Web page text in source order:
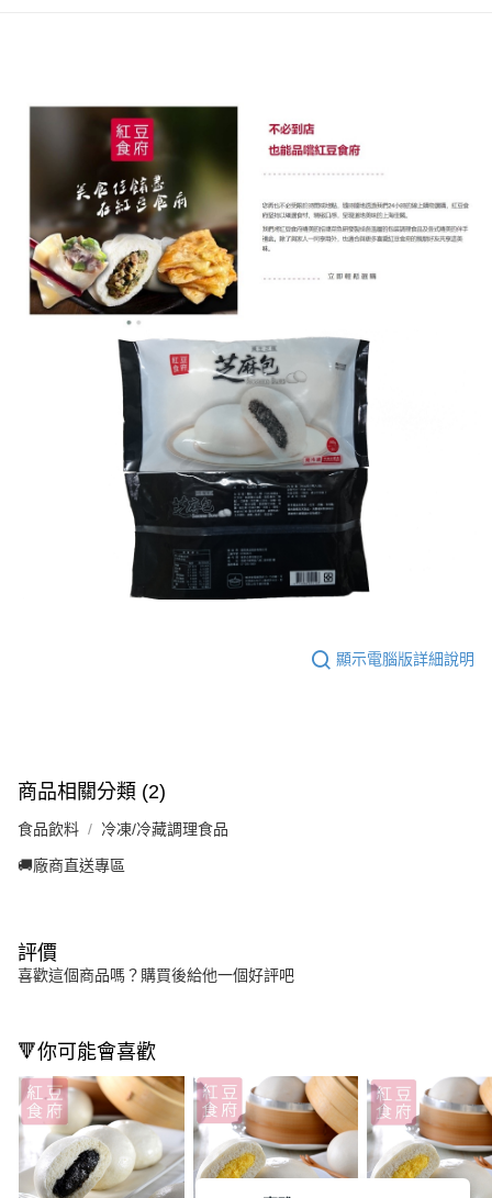
請求用戶進行身份認證。
５．嚴禁一人註冊多個帳號或使用他人資訊註冊。若發現惡意使用之情形，
恩沛科技股份有限公司將有權停止該用戶之使用額度並採取法律行動。
顯示電腦版詳細說明
商品相關分類 (2)
食品飲料 冷凍/冷藏調理食品
🚚廠商直送專區
評價
喜歡這個商品嗎？購買後給他一個好評吧
🔻你可能會喜歡